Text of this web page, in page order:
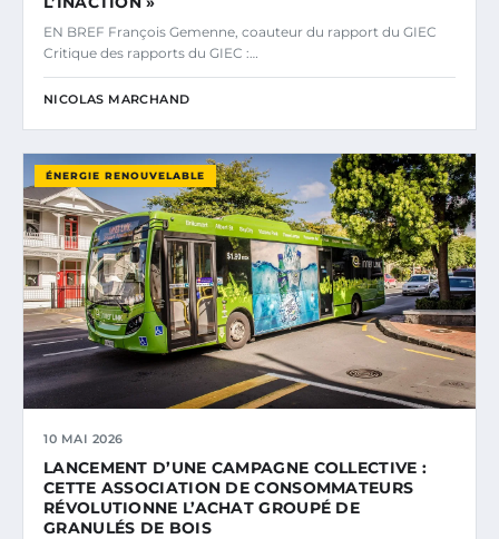
EN BREF François Gemenne, coauteur du rapport du GIEC
Critique des rapports du GIEC :…
NICOLAS MARCHAND
ÉNERGIE RENOUVELABLE
10 MAI 2026
LANCEMENT D’UNE CAMPAGNE COLLECTIVE :
CETTE ASSOCIATION DE CONSOMMATEURS
RÉVOLUTIONNE L’ACHAT GROUPÉ DE
GRANULÉS DE BOIS